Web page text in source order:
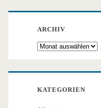
ARCHIV
Archiv
KATEGORIEN